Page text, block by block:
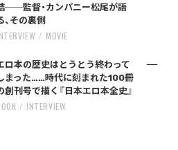
──監督・カンパニー松尾が語
、その裏側
MOVIE
ロ本の歴史はとうとう終わって
まった……時代に刻まれた100冊
創刊号で描く『日本エロ本全史』
INTERVIEW